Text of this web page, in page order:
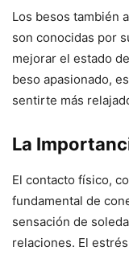
Los besos también
son conocidas por
mejorar el estado
beso apasionado,
sentirte más
La
El contacto físico,
fundamental de
sensación de
relaciones. El